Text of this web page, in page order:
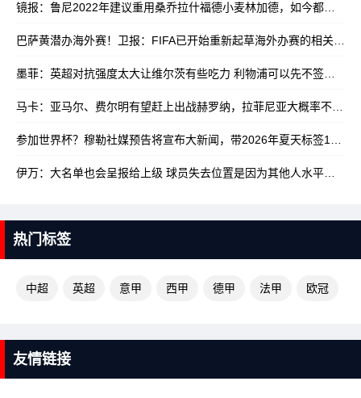
参加世界杯？穆勒社媒预告将宣布大新闻，带2026年夏天标签10/17
热门标签
中超 英超 意甲 西甲 德甲 法甲 欧冠
友情链接